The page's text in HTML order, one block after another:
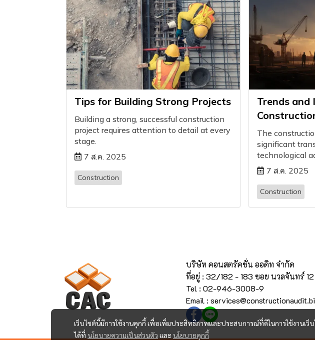
Tips for Building Strong Projects
Building a strong, successful construction
project requires attention to detail at every
stage.
7 ส.ค. 2025
Construction
Trends and
The
significant
technological
7 ส.ค. 2025
Construction
เว็บไซต์นี้มีการใช้งานคุกกี้ เพื่อเพิ่มประสิทธิภาพและประสบการณ์ที่ดีในการใช้งานเว็
ได้ที่ นโยบายความเป็นส่วนตัว และ นโยบายคุกกี้
บริษัท คอนสตรัคชั่น ออดิท จำกัด
ที่อยู่ : 32/182 - 183 ซอย นวลจันทร์
Tel : 02-946-3008-9
Email :